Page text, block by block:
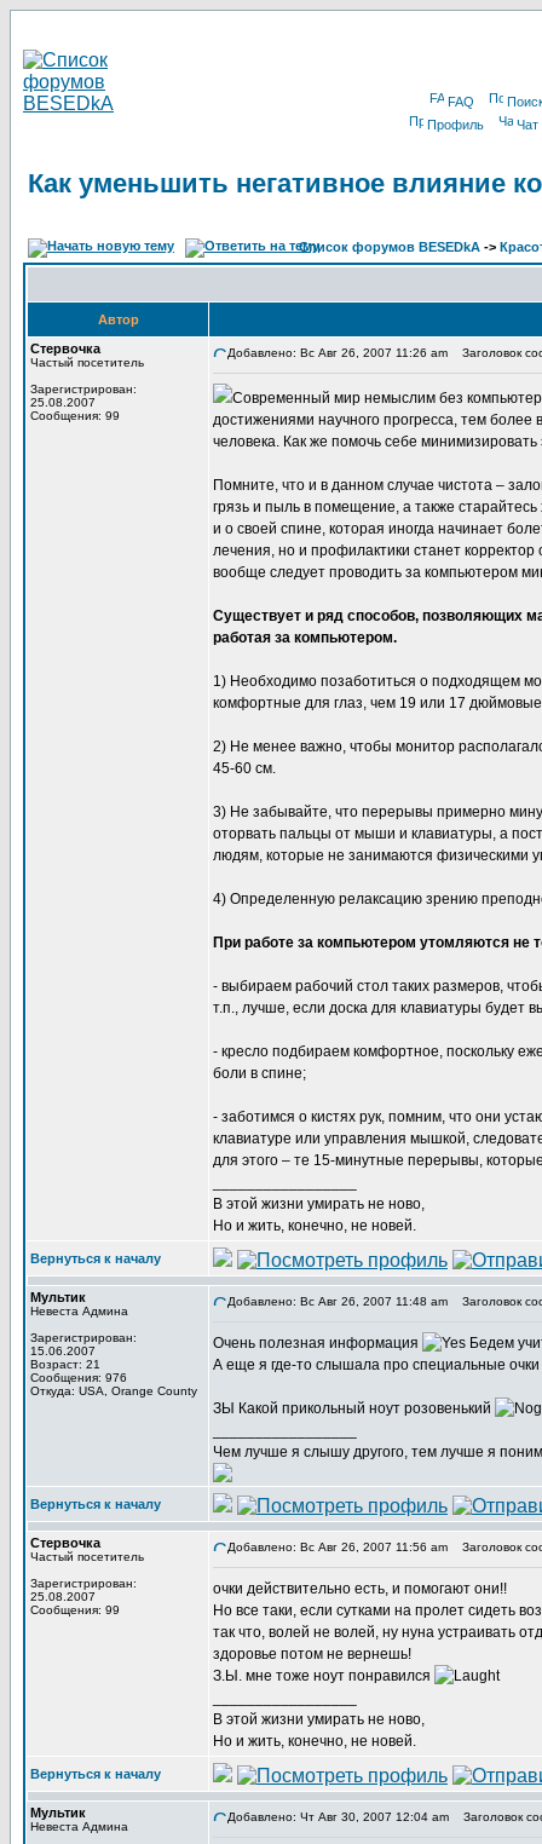
FAQ
Профиль
Чат
Как уменьшить негативное влияние
Список форумов BESEDkA ->
Автор
Стервочка
Частый посетитель
Зарегистрирован:
25.08.2007
Сообщения: 99
Добавлено: Вс Авг 26, 2007 11:26 am Заголовок
Современный мир немыслим без
достижениями научного прогресса, тем более
человека. Как же помочь себе минимизировать
Помните, что и в данном случае чистота –
грязь и пыль в помещение, а также
и о своей спине, которая иногда начинает
лечения, но и профилактики станет
вообще следует проводить за компьютером
Существует и ряд способов, позволяющих
работая за компьютером.
1) Необходимо позаботиться о подходящем
комфортные для глаз, чем 19 или 17
2) Не менее важно, чтобы монитор
45-60 см.
3) Не забывайте, что перерывы примерно
оторвать пальцы от мыши и клавиатуры, а
людям, которые не занимаются физическими
4) Определенную релаксацию зрению
При работе за компьютером утомляются не
- выбираем рабочий стол таких размеров,
т.п., лучше, если доска для клавиатуры будет
- кресло подбираем комфортное, поскольку
боли в спине;
- заботимся о кистях рук, помним, что они
клавиатуре или управления мышкой,
для этого – те 15-минутные перерывы,
В этой жизни умирать не ново,
Но и жить, конечно, не новей.
Вернуться к началу
Мультик
Невеста Админа
Зарегистрирован:
15.06.2007
Возраст: 21
Сообщения: 976
Откуда: USA, Orange County
Добавлено: Вс Авг 26, 2007 11:48 am Заголовок
Очень полезная информация
Бедем
А еще я где-то слышала про специальные
ЗЫ Какой прикольный ноут розовенький
Чем лучше я слышу другого, тем лучше я
Вернуться к началу
Стервочка
Частый посетитель
Зарегистрирован:
25.08.2007
Сообщения: 99
Добавлено: Вс Авг 26, 2007 11:56 am Заголовок
очки действительно есть, и помогают они!!
Но все таки, если сутками на пролет сидеть
так что, волей не волей, ну нуна устраивать
здоровье потом не вернешь!
З.Ы. мне тоже ноут понравился
В этой жизни умирать не ново,
Но и жить, конечно, не новей.
Вернуться к началу
Мультик
Невеста Админа
Добавлено: Чт Авг 30, 2007 12:04 am Заголовок